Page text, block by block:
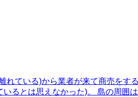
ている)から業者が来て商売をす
るとは思えなかった)。 島の周囲